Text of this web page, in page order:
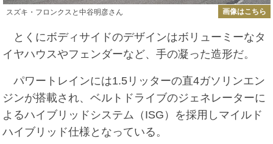
スズキ・フロンクスと中谷明彦さん 画像はこちら
とくにボディサイドのデザインはボリューミーなタ
イヤハウスやフェンダーなど、手の凝った造形だ。
パワートレインには1.5リッターの直4ガソリンエン
ジンが搭載され、ベルトドライブのジェネレーターに
よるハイブリッドシステム（ISG）を採用しマイルド
ハイブリッド仕様となっている。